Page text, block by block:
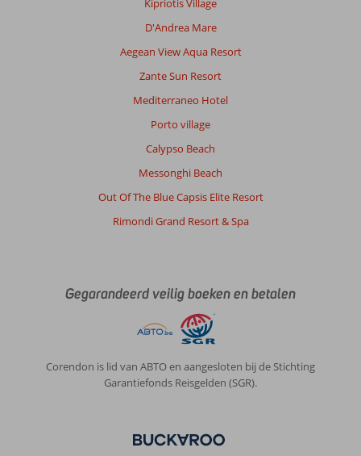
Kipriotis Village
D'Andrea Mare
Aegean View Aqua Resort
Zante Sun Resort
Mediterraneo Hotel
Porto village
Calypso Beach
Messonghi Beach
Out Of The Blue Capsis Elite Resort
Rimondi Grand Resort & Spa
Gegarandeerd veilig boeken en betalen
Corendon is lid van ABTO en aangesloten bij de Stichting
Garantiefonds Reisgelden (SGR).